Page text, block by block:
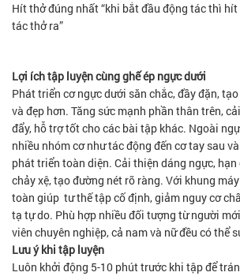
Hít thở đúng nhất “khi bắt đầu động tác thì
tác thở ra”
Lợi ích tập luyện cùng ghế ép ngực dưới
Phát triển cơ ngực dưới săn chắc, đầy đặn,
và đẹp hơn. Tăng sức mạnh phần thân trên,
đẩy, hỗ trợ tốt cho các bài tập khác. Ngoài
nhiều nhóm cơ như tác động đến cơ tay sau
phát triển toàn diện. Cải thiện dáng ngực,
chảy xệ, tạo đường nét rõ ràng. Với khung
toàn giúp tư thế tập cố định, giảm nguy cơ
tạ tự do. Phù hợp nhiều đối tượng từ người
viên chuyên nghiệp, cả nam và nữ đều có thể
Lưu ý khi tập luyện
Luôn khởi động 5-10 phút trước khi tập để